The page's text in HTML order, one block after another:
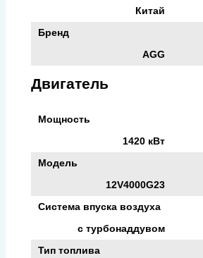
Китай
Бренд
AGG
Двигатель
Мощность
1420 кВт
Модель
12V4000G23
Система впуска воздуха
с турбонаддувом
Тип топлива